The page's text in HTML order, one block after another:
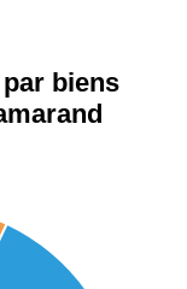
2 013 €
12 687 €
biens